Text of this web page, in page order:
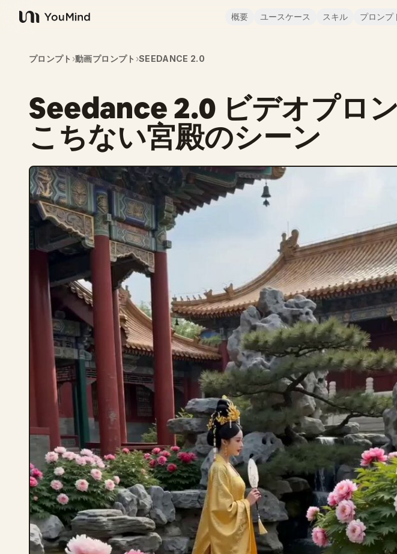
YouMind
概要 ユースケース スキル プロンプ
プロンプト ›動画プロンプト ›SEEDANCE 2.0
Seedance 2.0 ビデオプロ
こちない宮殿のシーン